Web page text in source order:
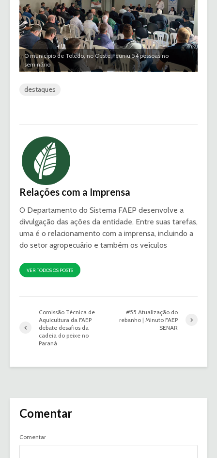
O município de Toledo, no Oeste, reuniu 54 pessoas no
seminário
destaques
Relações com a Imprensa
O Departamento do Sistema FAEP desenvolve a
divulgação das ações da entidade. Entre suas tarefas,
uma é o relacionamento com a imprensa, incluindo a
do setor agropecuário e também os veículos
VER TODOS OS POSTS
Comissão Técnica de
Aquicultura da FAEP
debate desafios da
cadeia do peixe no
Paraná
#55 Atualização do
rebanho | Minuto FAEP
SENAR
Comentar
Comentar